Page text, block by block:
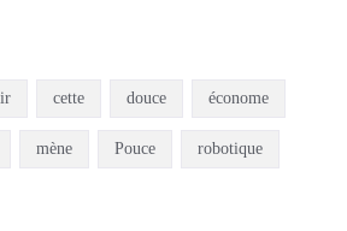
cette douce économe
mène Pouce robotique